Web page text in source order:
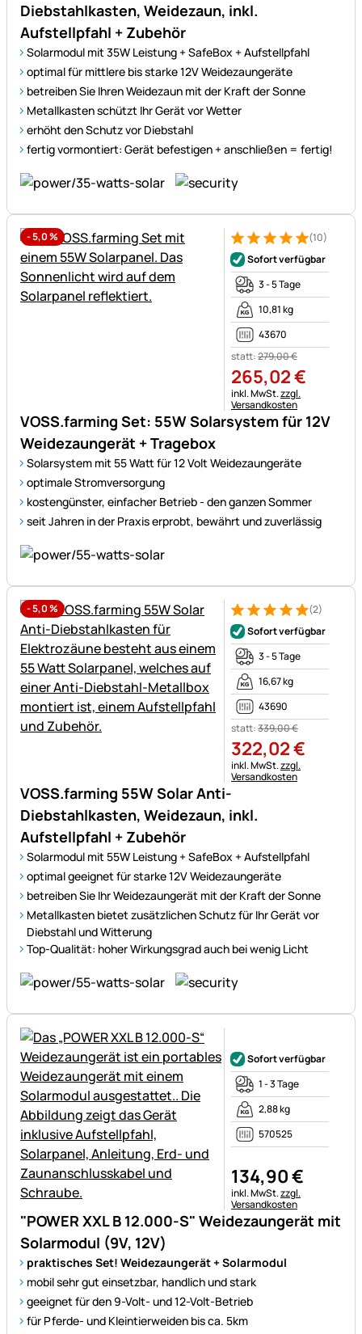
Diebstahlkasten, Weidezaun, inkl.
Aufstellpfahl + Zubehör
Solarmodul mit 35W Leistung + SafeBox + Aufstellpfahl
optimal für mittlere bis starke 12V Weidezaungeräte
betreiben Sie Ihren Weidezaun mit der Kraft der Sonne
Metallkasten schützt Ihr Gerät vor Wetter
erhöht den Schutz vor Diebstahl
fertig vormontiert: Gerät befestigen + anschließen = fertig!
-5,0%
VOSS.farming Set: 55W Solarsystem für 12V
Weidezaungerät + Tragebox
Solarsystem mit 55 Watt für 12 Volt Weidezaungeräte
optimale Stromversorgung
kostengünster, einfacher Betrieb - den ganzen Sommer
seit Jahren in der Praxis erprobt, bewährt und zuverlässig
Bewertung: 5 von 5 (10
10 Bewertungen (10)
Sofort verfügbar
3 - 5 Tage
10,81 kg
43670
statt:279,00€
265,02€
Steuerhinweis:
inkl. MwSt.zzgl.
Versandkosten
-5,0%
VOSS.farming 55W Solar Anti-
Diebstahlkasten, Weidezaun, inkl.
Aufstellpfahl + Zubehör
Solarmodul mit 55W Leistung + SafeBox + Aufstellpfahl
optimal geeignet für starke 12V Weidezaungeräte
betreiben Sie Ihr Weidezaungerät mit der Kraft der Sonne
Metallkasten bietet zusätzlichen Schutz für Ihr Gerät vor
Diebstahl und Witterung
Top-Qualität: hoher Wirkungsgrad auch bei wenig Licht
Bewertung: 5 von 5 (2
2 Bewertungen
(2)
Sofort verfügbar
3 - 5 Tage
16,67 kg
43690
statt:339,00€
322,02€
Steuerhinweis:
inkl. MwSt.zzgl.
Versandkosten
"POWER XXL B 12.000-S" Weidezaungerät mit
Solarmodul (9V, 12V)
praktisches Set! Weidezaungerät + Solarmodul
mobil sehr gut einsetzbar, handlich und stark
geeignet für den 9-Volt- und 12-Volt-Betrieb
für Pferde- und Kleintierweiden bis ca. 5km
Sofort verfügbar
1 - 3 Tage
2,88 kg
570525
134,90€
Steuerhinweis:
inkl. MwSt.zzgl.
Versandkosten